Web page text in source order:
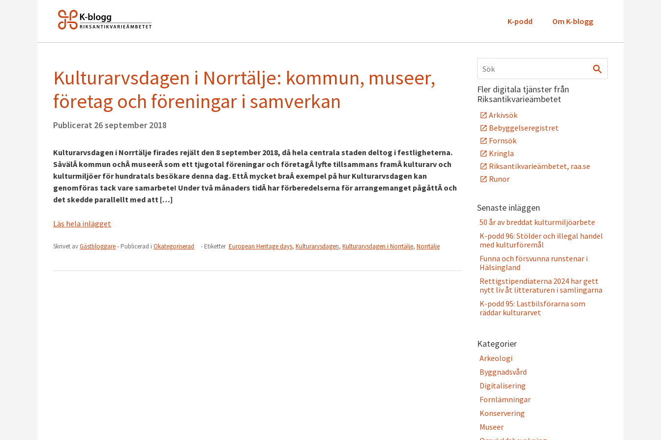
K-podd Om K-blogg
Kulturarvsdagen i Norrtälje: kommun, museer,
företag och föreningar i samverkan
Publicerat 26 september 2018
Kulturarvsdagen i Norrtälje firades rejält den 8 september 2018, då hela centrala staden deltog i festligheterna.
SåvälÂ kommun ochÂ museerÂ som ett tjugotal föreningar och företagÂ lyfte tillsammans framÂ kulturarv och
kulturmiljöer för hundratals besökare denna dag. EttÂ mycket braÂ exempel på hur Kulturarvsdagen kan
genomföras tack vare samarbete! Under två månaders tidÂ har förberedelserna för arrangemanget pågåttÂ och
det skedde parallellt med att […]
Läs hela inlägget
Skrivet avGästbloggare- Publicerad i Okategoriserad - Etiketter European Heritage days, Kulturarvsdagen, Kulturarvsdagen i Norrtälje, Norrtälje
Fler digitala tjänster från
Riksantikvarieämbetet
Arkivsök
Bebyggelseregistret
Fornsök
Kringla
Riksantikvarieämbetet, raa.se
Runor
Senaste inläggen
50 år av breddat kulturmiljöarbete
K-podd 96: Stölder och illegal handel
med kulturföremål
Funna och försvunna runstenar i
Hälsingland
Rettigstipendiaterna 2024 har gett
nytt liv åt litteraturen i samlingarna
K-podd 95: Lastbilsförarna som
räddar kulturarvet
Kategorier
Arkeologi
Byggnadsvård
Digitalisering
Fornlämningar
Konservering
Museer